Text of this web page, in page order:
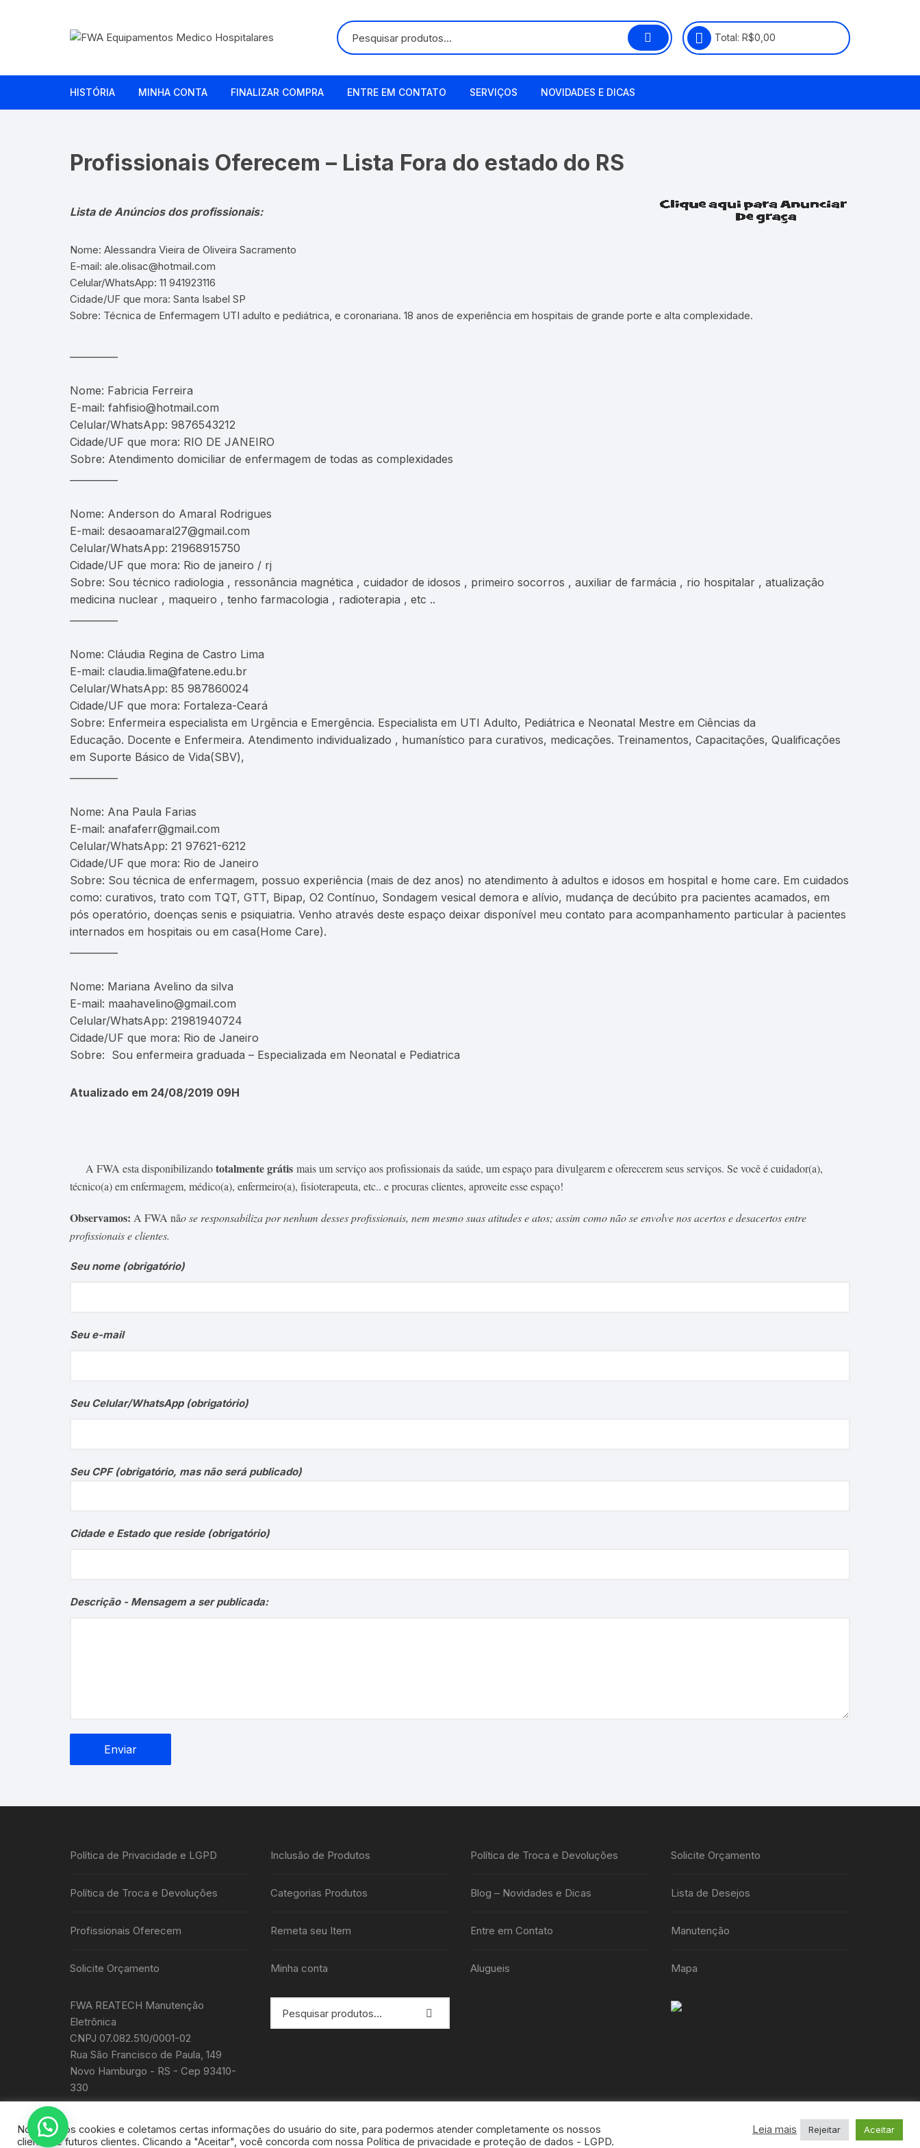
Total: R$0,00
HISTÓRIA MINHA CONTA FINALIZAR COMPRA ENTRE EM CONTATO SERVIÇOS
Manutenção
NOVIDADES E DICAS
Profissionais Oferecem – Lista Fora do estado do RS
Lista de Anúncios dos profissionais:
Nome: Alessandra Vieira de Oliveira Sacramento
E-mail: ale.olisac@hotmail.com
Celular/WhatsApp: 11 941923116
Cidade/UF que mora: Santa Isabel SP
Sobre: Técnica de Enfermagem UTI adulto e pediátrica, e coronariana. 18 anos de experiência em hospitais de grande porte e alta complexidade.
Nome: Fabricia Ferreira
E-mail: fahfisio@hotmail.com
Celular/WhatsApp: 9876543212
Cidade/UF que mora: RIO DE JANEIRO
Sobre: Atendimento domiciliar de enfermagem de todas as complexidades
Nome: Anderson do Amaral Rodrigues
E-mail: desaoamaral27@gmail.com
Celular/WhatsApp: 21968915750
Cidade/UF que mora: Rio de janeiro / rj
Sobre: Sou técnico radiologia , ressonância magnética , cuidador de idosos , primeiro socorros , auxiliar de farmácia , rio hospitalar , atualização
medicina nuclear , maqueiro , tenho farmacologia , radioterapia , etc ..
Nome: Cláudia Regina de Castro Lima
E-mail: claudia.lima@fatene.edu.br
Celular/WhatsApp: 85 987860024
Cidade/UF que mora: Fortaleza-Ceará
Sobre: Enfermeira especialista em Urgência e Emergência. Especialista em UTI Adulto, Pediátrica e Neonatal Mestre em Ciências da
Educação. Docente e Enfermeira. Atendimento individualizado , humanístico para curativos, medicações. Treinamentos, Capacitações, Qualificações
em Suporte Básico de Vida(SBV),
Nome: Ana Paula Farias
E-mail: anafaferr@gmail.com
Celular/WhatsApp: 21 97621-6212
Cidade/UF que mora: Rio de Janeiro
Sobre: Sou técnica de enfermagem, possuo experiência (mais de dez anos) no atendimento à adultos e idosos em hospital e home care. Em cuidados
como: curativos, trato com TQT, GTT, Bipap, O2 Contínuo, Sondagem vesical demora e alívio, mudança de decúbito pra pacientes acamados, em
pós operatório, doenças senis e psiquiatria. Venho através deste espaço deixar disponível meu contato para acompanhamento particular à pacientes
internados em hospitais ou em casa(Home Care).
Nome: Mariana Avelino da silva
E-mail: maahavelino@gmail.com
Celular/WhatsApp: 21981940724
Cidade/UF que mora: Rio de Janeiro
Sobre: Sou enfermeira graduada – Especializada em Neonatal e Pediatrica
Atualizado em 24/08/2019 09H
A FWA esta disponibilizandototalmente grátis mais um serviço aos profissionais da saúde, um espaço para divulgarem e oferecerem seus serviços. Se você é cuidador(a),
técnico(a) em enfermagem, médico(a), enfermeiro(a), fisioterapeuta, etc.. e procuras clientes, aproveite esse espaço!
Observamos: A FWA não se responsabiliza por nenhum desses profissionais, nem mesmo suas atitudes e atos; assim como não se envolve nos acertos e desacertos entre
profissionais e clientes.
Seu nome (obrigatório)
Seu e-mail
Seu Celular/WhatsApp (obrigatório)
Seu CPF (obrigatório, mas não será publicado)
Cidade e Estado que reside (obrigatório)
Descrição - Mensagem a ser publicada:
Política de Privacidade e LGPD
Política de Troca e Devoluções
Profissionais Oferecem
Solicite Orçamento
FWA REATECH Manutenção
Eletrônica
CNPJ 07.082.510/0001-02
Rua São Francisco de Paula, 149
Novo Hamburgo - RS - Cep 93410-
330
Inclusão de Produtos
Categorias Produtos
Remeta seu Item
Minha conta
Política de Troca e Devoluções
Blog – Novidades e Dicas
Entre em Contato
Alugueis
Solicite Orçamento
Lista de Desejos
Manutenção
Mapa
Nós usamos cookies e coletamos certas informações do usuário do site, para podermos atender completamente os nossos
clientes e futuros clientes. Clicando a "Aceitar", você concorda com nossa Política de privacidade e proteção de dados - LGPD.
Leia mais Rejeitar Aceitar